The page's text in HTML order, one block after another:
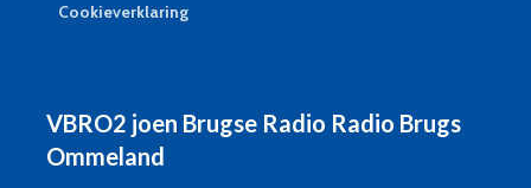
Cookieverklaring
VBRO2 joen Brugse Radio Radio Brugs
Ommeland